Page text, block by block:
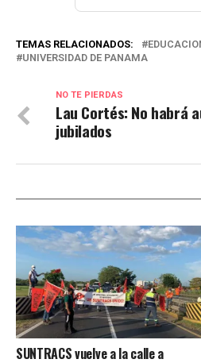
TEMAS RELACIONADOS:
UNIVERSIDAD DE PANAMA
NO TE PIERDAS
Lau Cortés: No habrá
jubilados
SUNTRACS vuelve a la calle a